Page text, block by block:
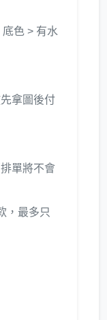
色 > 有水
拿圖後付
單將不會
，最多只